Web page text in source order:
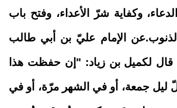
وكفاية شرّ الأعداء، وفتح باب
عن الإمام عليّ بن أبي طالب
قال لكميل بن زياد: "إن حفظت هذا
كلّ ليل جمعة، أو في الشهر مرّة، أو في